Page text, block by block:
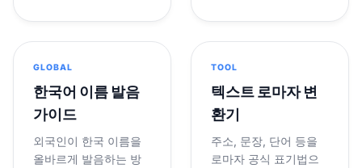
GLOBAL
한국어 이름 발음
가이드
외국인이 한국 이름을
올바르게 발음하는 방
TOOL
텍스트 로마자 변
환기
주소, 문장, 단어 등을
로마자 공식 표기법으